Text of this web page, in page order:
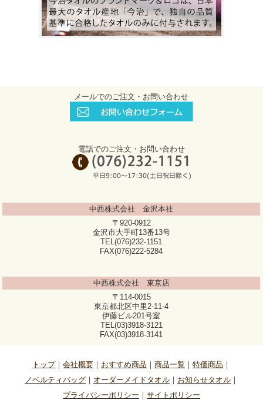
メールでのご注文・お問い合わせ
電話でのご注文・お問い合わせ
中西株式会社 金沢本社
〒920-0912
金沢市大手町13番13号
TEL(076)232-1151
FAX(076)222-5284
中西株式会社 東京店
〒114-0015
東京都北区中里2-11-4
伊藤ビル201号室
TEL(03)3918-3121
FAX(03)3918-3141
トップ 会社概要 おすすめ商品 商品一覧
特価商品
ノベルティバッグ
オーダーメイドタオル
お知らせタオル
プライバシーポリシー
サイトポリシー